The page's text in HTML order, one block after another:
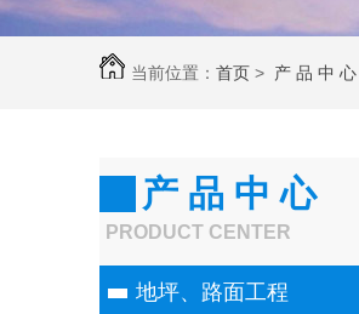
当前位置： 首页 > 产 品 中 心
产 品 中 心
PRODUCT CENTER
地坪、路面工程